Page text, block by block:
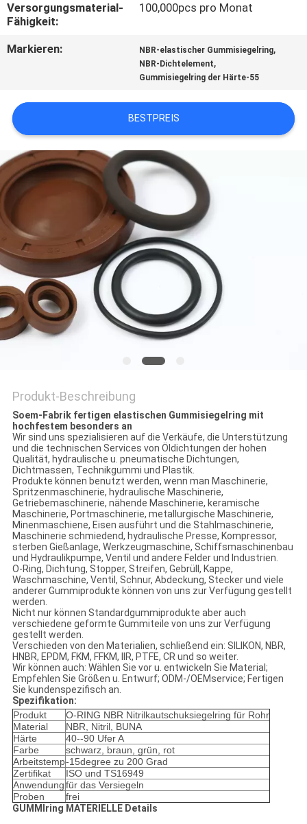
IN
VERBINDUNG
SIE
EIN
ZITAT
SITEMAP
PRIVACY
POLICY
Versorgungsmaterial-
Fähigkeit:
100,000pcs pro Monat
Markieren: NBR-elastischer Gummisiegelring,
NBR-Dichtelement,
Gummisiegelring der Härte-55
BESTPREIS
Produkt-Beschreibung
Soem-Fabrik fertigen elastischen Gummisiegelring mit
hochfestem besonders an
Wir sind uns spezialisieren auf die Verkäufe, die Unterstützung
und die technischen Services von Öldichtungen der hohen
Qualität, hydraulische u. pneumatische Dichtungen,
Dichtmassen, Technikgummi und Plastik.
Produkte können benutzt werden, wenn man Maschinerie,
Spritzenmaschinerie, hydraulische Maschinerie,
Getriebemaschinerie, nähende Maschinerie, keramische
Maschinerie, Portmaschinerie, metallurgische Maschinerie,
Minenmaschiene, Eisen ausführt und die Stahlmaschinerie,
Maschinerie schmiedend, hydraulische Presse, Kompressor,
sterben Gießanlage, Werkzeugmaschine, Schiffsmaschinenbau
und Hydraulikpumpe, Ventil und andere Felder und Industrien.
O-Ring, Dichtung, Stopper, Streifen, Gebrüll, Kappe,
Waschmaschine, Ventil, Schnur, Abdeckung, Stecker und viele
anderer Gummiprodukte können von uns zur Verfügung gestellt
werden.
Nicht nur können Standardgummiprodukte aber auch
verschiedene geformte Gummiteile von uns zur Verfügung
gestellt werden.
Verschieden von den Materialien, schließend ein: SILIKON, NBR,
HNBR, EPDM, FKM, FFKM, IIR, PTFE, CR und so weiter.
Wir können auch: Wählen Sie vor u. entwickeln Sie Material;
Empfehlen Sie Größen u. Entwurf; ODM-/OEMservice; Fertigen
Sie kundenspezifisch an.
Spezifikation:
Produkt
O-RING NBR Nitrilkautschuksiegelring für Rohr
Material
NBR, Nitril, BUNA
Härte
40--90 Ufer A
Farbe
schwarz, braun, grün, rot
Arbeitstemp-15degree zu 200 Grad
Zertifikat
ISO und TS16949
Anwendungfür das Versiegeln
Proben
frei
GUMMIring MATERIELLE Details